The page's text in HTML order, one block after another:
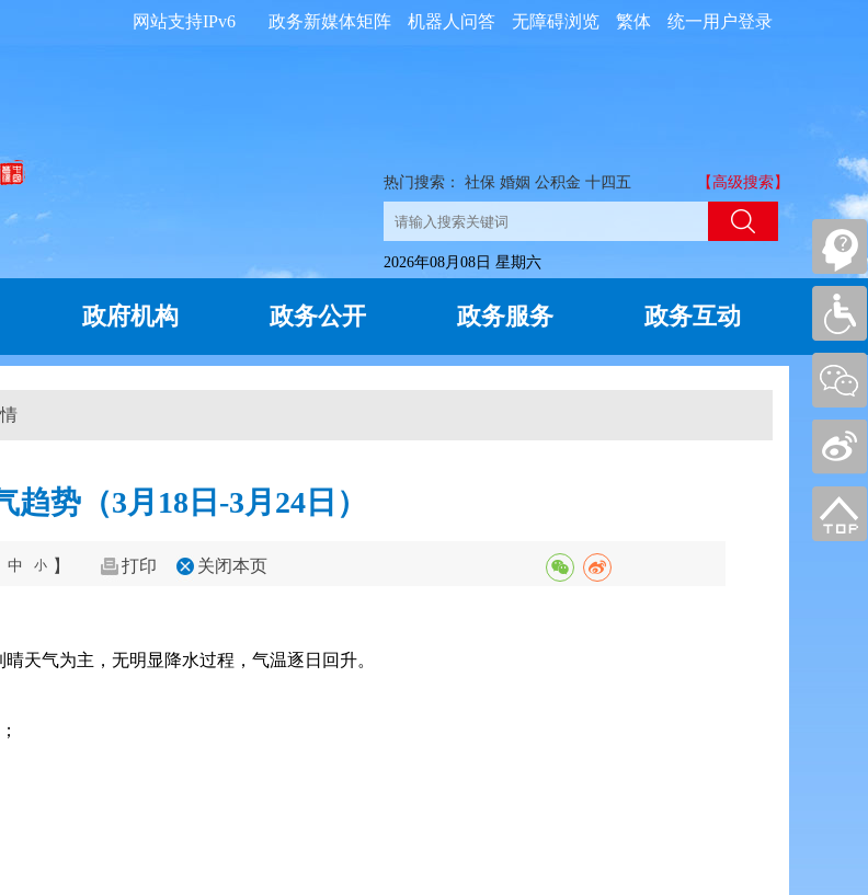
统一用户登录
繁体
无障碍浏览
机器人问答
政务新媒体矩阵
网站支持IPv6
热门搜索： 社保 婚姻 公积金 十四五 【高级搜索】
2026年08月08日 星期六
政府机构 政务公开 政务服务 政务互动
趋势（3月18日-3月24日）
中 小 】 打印 关闭本页
天气为主，无明显降水过程，气温逐日回升。